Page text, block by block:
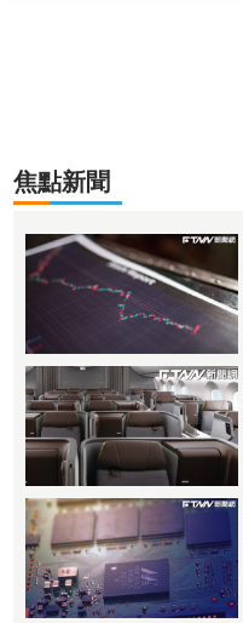
焦點新聞